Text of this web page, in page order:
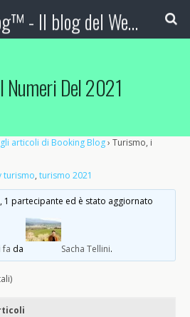
Booking Blog™ - Il blog del Web Marketing Turistico
Numeri Del 2021
articoli di Booking Blog› Turismo, i
turismo, turismo 2021
1 partecipante ed è stato aggiornato
fa da Sacha Tellini.